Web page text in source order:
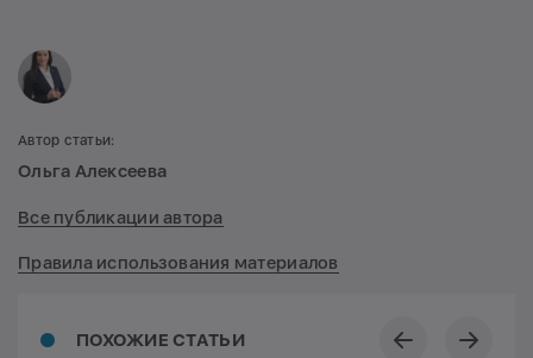
ПОХОЖИЕ СТАТЬИ
Автор статьи:
Ольга Алексеева
Все публикации автора
Правила использования материалов